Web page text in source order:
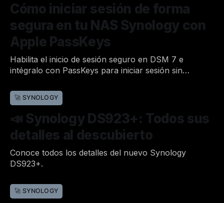
Cómo iniciar sesión de forma
segura en tu NAS Synology con
Apple PassKeys
Habilita el inicio de sesión seguro en DSM 7 e
intégralo con PassKeys para iniciar sesión sin
🚀 SYNOLOGY
📣 Synology DS923+: Todos sus
detalles al descubierto
Conoce todos los detalles del nuevo Synology
DS923+.
🚀 SYNOLOGY